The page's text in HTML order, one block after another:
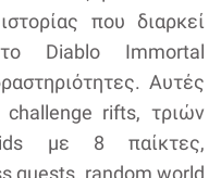
που διαρκεί
Diablo Immortal
Αυτές
challenge rifts, τριών
με 8 παίκτες,